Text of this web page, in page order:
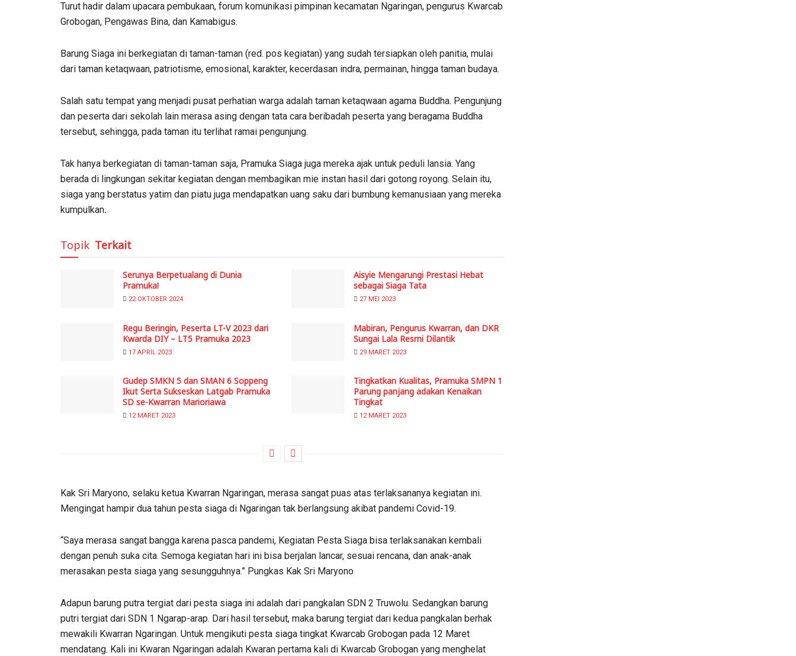
Turut hadir dalam upacara pembukaan, forum komunikasi pimpinan kecamatan Ngaringan, pengurus Kwarcab
Grobogan, Pengawas Bina, dan Kamabigus.
Barung Siaga ini berkegiatan di taman-taman (red. pos kegiatan) yang sudah tersiapkan oleh panitia, mulai
dari taman ketaqwaan, patriotisme, emosional, karakter, kecerdasan indra, permainan, hingga taman budaya.
Salah satu tempat yang menjadi pusat perhatian warga adalah taman ketaqwaan agama Buddha. Pengunjung
dan peserta dari sekolah lain merasa asing dengan tata cara beribadah peserta yang beragama Buddha
tersebut, sehingga, pada taman itu terlihat ramai pengunjung.
Tak hanya berkegiatan di taman-taman saja, Pramuka Siaga juga mereka ajak untuk peduli lansia. Yang
berada di lingkungan sekitar kegiatan dengan membagikan mie instan hasil dari gotong royong. Selain itu,
siaga yang berstatus yatim dan piatu juga mendapatkan uang saku dari bumbung kemanusiaan yang mereka
kumpulkan.
Topik Terkait
Serunya Berpetualang di Dunia
Pramuka!
22 OKTOBER 2024
Aisyie Mengarungi Prestasi Hebat
sebagai Siaga Tata
27 MEI 2023
Regu Beringin, Peserta LT-V 2023 dari
Kwarda DIY – LT5 Pramuka 2023
17 APRIL 2023
Mabiran, Pengurus Kwarran, dan DKR
Sungai Lala Resmi Dilantik
29 MARET 2023
Gudep SMKN 5 dan SMAN 6 Soppeng
Ikut Serta Sukseskan Latgab Pramuka
SD se-Kwarran Marioriawa
12 MARET 2023
Tingkatkan Kualitas, Pramuka SMPN 1
Parung panjang adakan Kenaikan
Tingkat
12 MARET 2023
Kak Sri Maryono, selaku ketua Kwarran Ngaringan, merasa sangat puas atas terlaksananya kegiatan ini.
Mengingat hampir dua tahun pesta siaga di Ngaringan tak berlangsung akibat pandemi Covid-19.
“Saya merasa sangat bangga karena pasca pandemi, Kegiatan Pesta Siaga bisa terlaksanakan kembali
dengan penuh suka cita. Semoga kegiatan hari ini bisa berjalan lancar, sesuai rencana, dan anak-anak
merasakan pesta siaga yang sesungguhnya.” Pungkas Kak Sri Maryono
Adapun barung putra tergiat dari pesta siaga ini adalah dari pangkalan SDN 2 Truwolu. Sedangkan barung
putri tergiat dari SDN 1 Ngarap-arap. Dari hasil tersebut, maka barung tergiat dari kedua pangkalan berhak
mewakili Kwarran Ngaringan. Untuk mengikuti pesta siaga tingkat Kwarcab Grobogan pada 12 Maret
mendatang. Kali ini Kwaran Ngaringan adalah Kwaran pertama kali di Kwarcab Grobogan yang menghelat